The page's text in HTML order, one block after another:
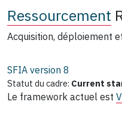
Ressourcement
Acquisition, déploiement
SFIA version 8
Statut du cadre: Current
Le framework actuel est